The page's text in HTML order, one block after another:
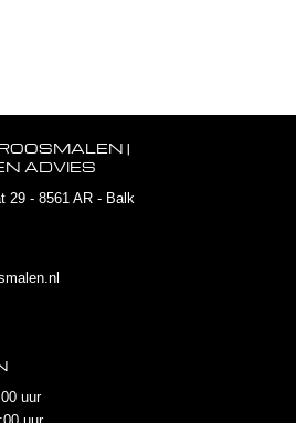
|
ADVIES
29 - 8561 AR - Balk
uur